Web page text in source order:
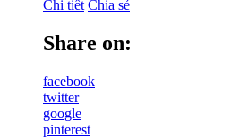
Chi tiết Chia sẻ
Share on:
facebook
twitter
google
pinterest